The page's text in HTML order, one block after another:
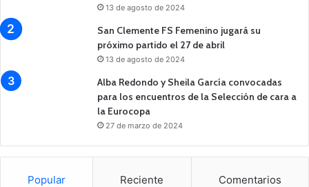
13 de agosto de 2024
San Clemente FS Femenino jugará su
próximo partido el 27 de abril
13 de agosto de 2024
Alba Redondo y Sheila García convocadas
para los encuentros de la Selección de cara a
la Eurocopa
27 de marzo de 2024
Popular Reciente Comentarios